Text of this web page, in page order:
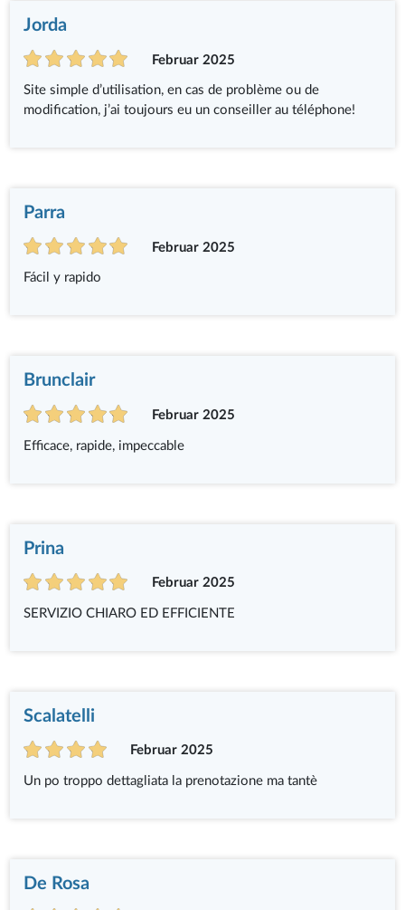
Jorda
Februar 2025
Site simple d’utilisation, en cas de problème ou de
modification, j’ai toujours eu un conseiller au téléphone!
Parra
Februar 2025
Fácil y rapido
Brunclair
Februar 2025
Efficace, rapide, impeccable
Prina
Februar 2025
SERVIZIO CHIARO ED EFFICIENTE
Scalatelli
Februar 2025
Un po troppo dettagliata la prenotazione ma tantè
De Rosa